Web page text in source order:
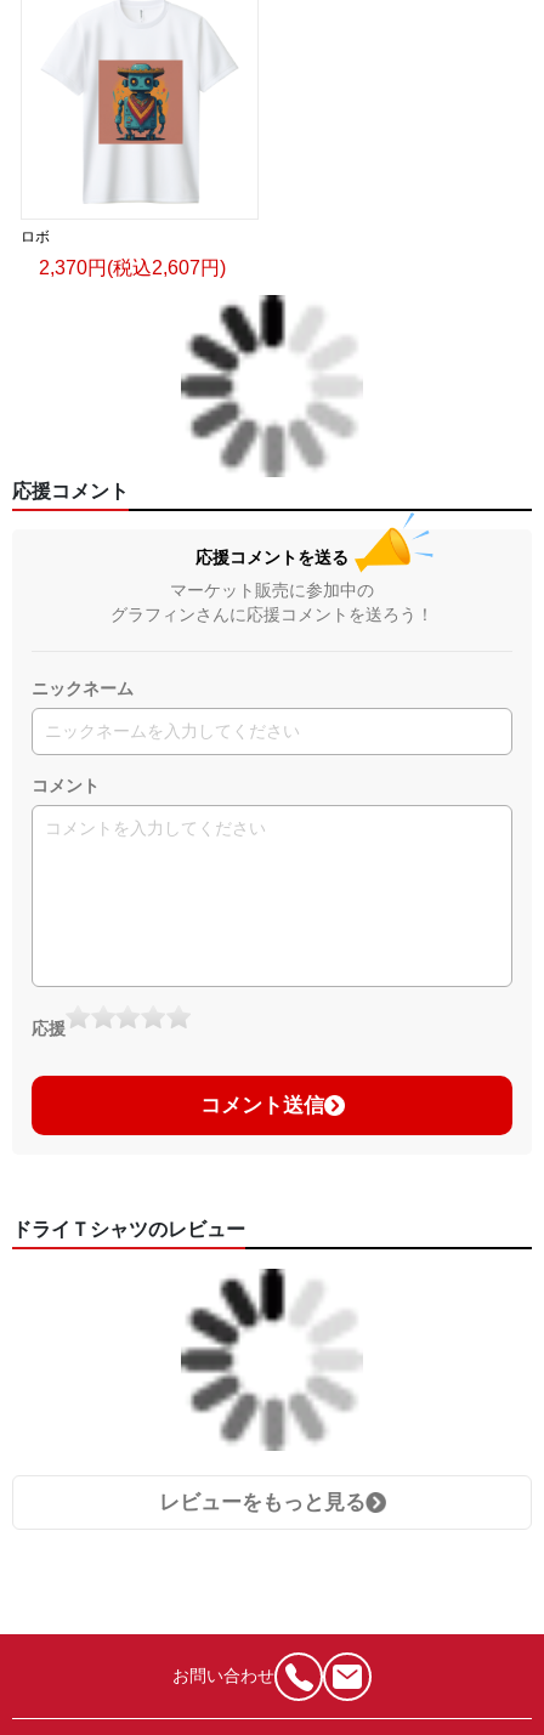
ロボ
2,370円(税込2,607円)
応援コメント
応援コメントを送る
マーケット販売に参加中の
グラフィンさんに応援コメントを送ろう！
ニックネーム
コメント
応援
コメント送信
ドライＴシャツのレビュー
レビューをもっと見る
お問い合わせ